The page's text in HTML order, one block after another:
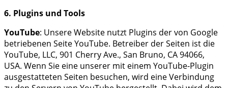
6. Plugins und Tools
YouTube: Unsere Website nutzt Plugins der von Google
betriebenen Seite YouTube. Betreiber der Seiten ist die
YouTube, LLC, 901 Cherry Ave., San Bruno, CA 94066,
USA. Wenn Sie eine unserer mit einem YouTube-Plugin
ausgestatteten Seiten besuchen, wird eine Verbindung